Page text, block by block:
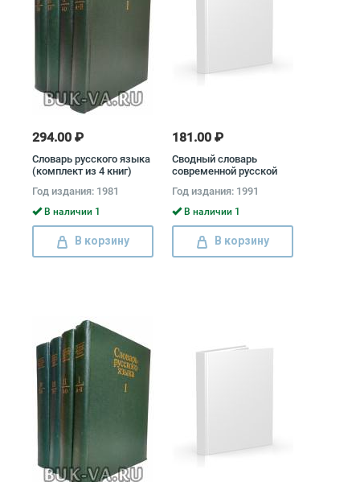
294.00 ₽
Словарь русского языка
(комплект из 4 книг)
Год издания: 1981
В наличии 1
В корзину
181.00 ₽
Сводный словарь
современной русской
книг)
Год издания: 1991
В наличии 1
В корзину